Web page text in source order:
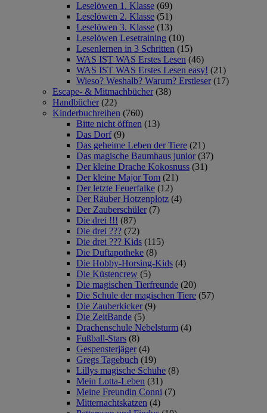
Leselöwen 1. Klasse (69)
Leselöwen 2. Klasse (51)
Leselöwen 3. Klasse (13)
Leselöwen Lesetraining (10)
Lesenlernen in 3 Schritten (15)
WAS IST WAS Erstes Lesen (46)
WAS IST WAS Erstes Lesen easy! (21)
Wieso? Weshalb? Warum? Erstleser (17)
Escape- & Mitmachbücher (38)
Handbücher (22)
Kinderbuchreihen (760)
Bitte nicht öffnen (13)
Das Dorf (9)
Das geheime Leben der Tiere (21)
Das magische Baumhaus junior (37)
Der kleine Drache Kokosnuss (31)
Der kleine Major Tom (21)
Der letzte Feuerfalke (12)
Der Räuber Hotzenplotz (4)
Der Zauberschüler (7)
Die drei !!! (87)
Die drei ??? (72)
Die drei ??? Kids (115)
Die Duftapotheke (8)
Die Hobby-Horsing-Kids (4)
Die Küstencrew (5)
Die magischen Tierfreunde (20)
Die Schule der magischen Tiere (57)
Die Zauberkicker (9)
Die ZeitBande (5)
Drachenschule Nebelsturm (4)
Fußball-Stars (8)
Gespensterjäger (4)
Gregs Tagebuch (19)
Lillys magische Schuhe (8)
Mein Lotta-Leben (31)
Meine Freundin Conni (7)
Mitternachtskatzen (4)